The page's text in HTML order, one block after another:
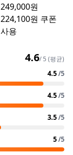
249,000원
224,100원 쿠폰
사용
4.6/ 5 (평균)
4.5/5
4.5/5
3.5/5
5/5